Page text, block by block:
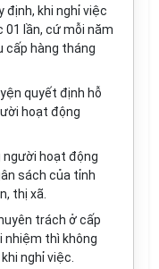
định, khi nghỉ việc
lần, cứ mỗi năm
hàng tháng
quyết định hỗ
hoạt động
người hoạt động
sách của tỉnh
thị xã.
trách ở cấp
nhiệm thì không
nghỉ việc.